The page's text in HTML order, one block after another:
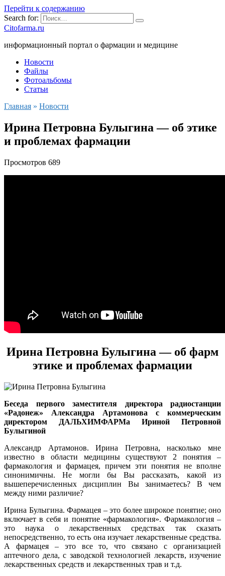
Перейти к содержанию
Search for:
Citofarma.ru
информационный портал о фармации и медицине
Новости
Файлы
Фотоальбомы
Статьи
Главная » Новости
Ирина Петровна Булыгина — об этике
и проблемах фармации
Просмотров 689
Ирина Петровна Булыгина — об фарм
этике и проблемах фармации
Беседа первого заместителя директора радиостанции
«Радонеж» Александра Артамонова с коммерческим
директором ДАЛЬХИМФАРМа Ириной Петровной
Булыгиной
Александр Артамонов. Ирина Петровна, насколько мне
известно в области медицины существуют 2 понятия –
фармакология и фармацея, причем эти понятия не вполне
синонимичны. Не могли бы Вы рассказать, какой из
вышеперечисленных дисциплин Вы занимаетесь? В чем
между ними различие?
Ирина Булыгина. Фармацея – это более широкое понятие; оно
включает в себя и понятие «фармакология». Фармакология –
это наука о лекарственных средствах так сказать
непосредственно, то есть она изучает лекарственные средства.
А фармацея – это все то, что связано с организацией
аптечного дела, с заводской технологией лекарств, изучение
лекарственных средств и лекарственных трав и т.д.